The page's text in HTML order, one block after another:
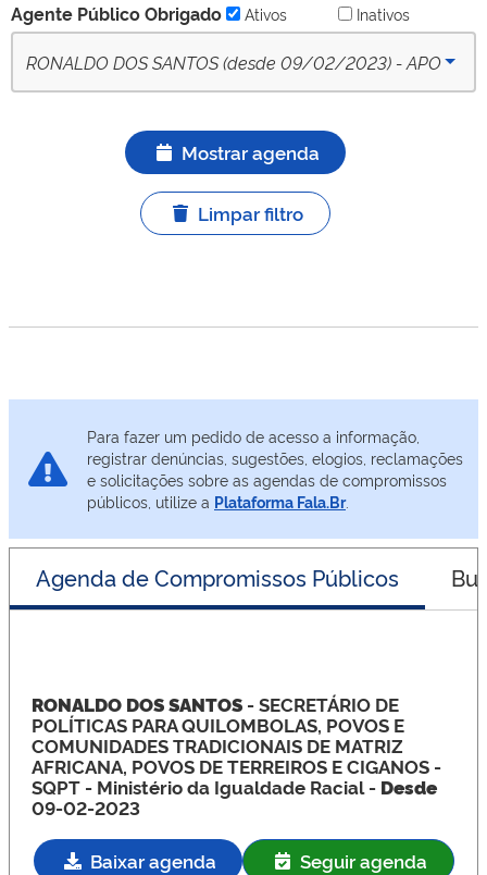
AFRICANA, POVOS DE TERREIROS E CIGANOS - SQPT
- (desde 09-10-2022) - Ativo
Agente Público Obrigado Ativos Inativos
RONALDO DOS SANTOS (desde 09/02/2023) - APO
Mostrar agenda
Limpar filtro
Para fazer um pedido de acesso a informação,
registrar denúncias, sugestões, elogios, reclamações
e solicitações sobre as agendas de compromissos
públicos, utilize a Plataforma Fala.Br.
Agenda de Compromissos Públicos
RONALDO DOS SANTOS - SECRETÁRIO DE
POLÍTICAS PARA QUILOMBOLAS, POVOS E
COMUNIDADES TRADICIONAIS DE MATRIZ
AFRICANA, POVOS DE TERREIROS E CIGANOS -
SQPT - Ministério da Igualdade Racial - Desde
09-02-2023
Baixar agenda Seguir agenda